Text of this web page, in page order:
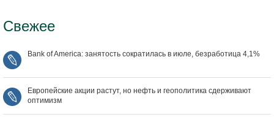
Свежее
Bank of America: занятость сократилась в июле, безработица 4,1%
Европейские акции растут, но нефть и геополитика сдерживают
оптимизм